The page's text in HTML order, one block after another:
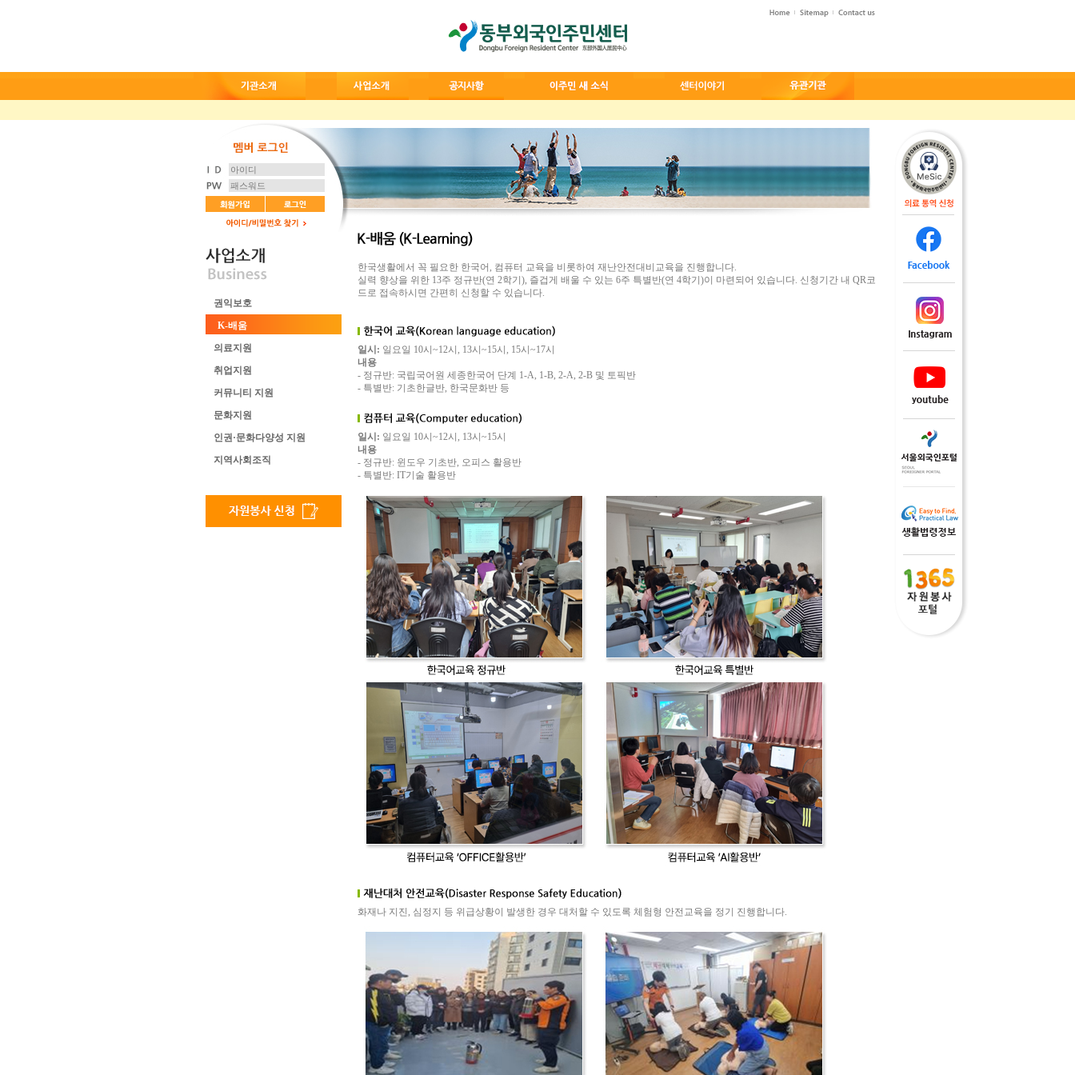
권익보호
K-배움
의료지원
취업지원
커뮤니티 지원
문화지원
인권·문화다양성 지원
지역사회조직
한국생활에서 꼭 필요한 한국어, 컴퓨터 교육을 비롯하여 재난안전대비교육을 진행합니다.
실력 향상을 위한 13주 정규반(연 2학기), 즐겁게 배울 수 있는 6주 특별반(연 4학기)이 마련되어 있습니다. 신청기간 내 QR코
드로 접속하시면 간편히 신청할 수 있습니다.
일시: 일요일 10시~12시, 13시~15시, 15시~17시
내용
- 정규반: 국립국어원 세종한국어 단계 1-A, 1-B, 2-A, 2-B 및 토픽반
- 특별반: 기초한글반, 한국문화반 등
일시: 일요일 10시~12시, 13시~15시
내용
- 정규반: 윈도우 기초반, 오피스 활용반
- 특별반: IT기술 활용반
화재나 지진, 심정지 등 위급상황이 발생한 경우 대처할 수 있도록 체험형 안전교육을 정기 진행합니다.